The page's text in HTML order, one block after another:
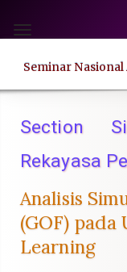
jump
page
content
Navigation
Main
Sidebar
Toggle
Seminar
Section
Rekayasa
Analisis
(GOF) pada
Learning